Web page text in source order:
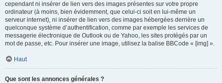
cependant ni insérer de lien vers des images présentes sur votre propre
ordinateur (à moins, bien évidemment, que celui-ci soit en lui-même un
serveur internet), ni insérer de lien vers des images hébergées derrière un
quelconque système d’authentification, comme par exemple les services de
messagerie électronique de Outlook ou de Yahoo, les sites protégés par un
mot de passe, etc. Pour insérer une image, utilisez la balise BBCode « [img] ».
Haut
Que sont les annonces générales ?